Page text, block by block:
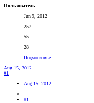
Пользователь
Jun 9, 2012
257
55
28
Подмосковье
Aug 15, 2012
#1
Aug 15, 2012
#1